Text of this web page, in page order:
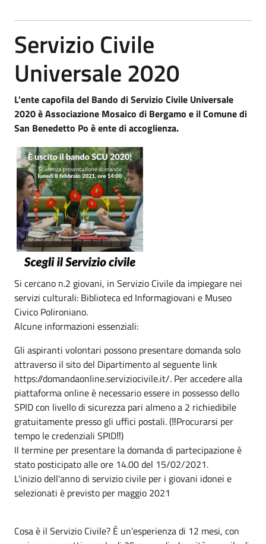
Servizio Civile
Universale 2020
L'ente capofila del Bando di Servizio Civile Universale
2020 è Associazione Mosaico di Bergamo e il Comune di
San Benedetto Po è ente di accoglienza.
Si cercano n.2 giovani, in Servizio Civile da impiegare nei
servizi culturali: Biblioteca ed Informagiovani e Museo
Civico Polironiano.
Alcune informazioni essenziali:
Gli aspiranti volontari possono presentare domanda solo
attraverso il sito del Dipartimento al seguente link
https://domandaonline.serviziocivile.it/. Per accedere alla
piattaforma online è necessario essere in possesso dello
SPID con livello di sicurezza pari almeno a 2 richiedibile
gratuitamente presso gli uffici postali. (‼️Procurarsi per
tempo le credenziali SPID‼️)
Il termine per presentare la domanda di partecipazione è
stato posticipato alle ore 14.00 del 15/02/2021.
L'inizio dell'anno di servizio civile per i giovani idonei e
selezionati è previsto per maggio 2021
Cosa è il Servizio Civile? È un’esperienza di 12 mesi, con